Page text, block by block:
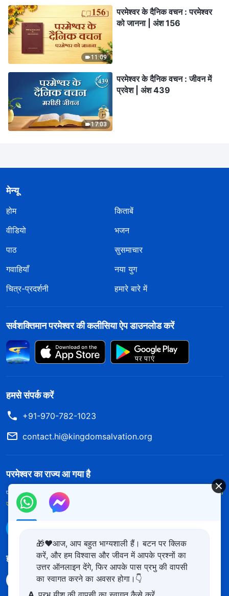
11:09
परमेश्वर के दैनिक वचन : परमेश्वर
को जानना | अंश 156
17:03
परमेश्वर के दैनिक वचन : जीवन में
प्रवेश | अंश 439
मेन्यू
होम
किताबें
वीडियो
भजन
पाठ
सुसमाचार
गवाहियाँ
नया युग
चित्र-प्रदर्शनी
हमारे बारे में
सर्वशक्तिमान परमेश्वर की कलीसिया ऐप डाउनलोड करें
हमसे संपर्क करें
+91-970-782-1023
contact.hi@kingdomsalvation.org
परमेश्वर का राज्य आ गया है
परमेश्वर का राज्य पृथ्वी पर आ गया है! क्या आप इसमें प्रवेश करना चाहते हैं?
और अधिक
जानें
हमारा अनुसरण करें
🎁❤️आज, आप बहुत भाग्यशाली हैं। बटन पर क्लिक
करें, और हम विश्वास और जीवन में आपके प्रश्नों का
उत्तर ऑनलाइन देंगे, फिर आपके पास प्रभु की वापसी
का स्वागत करने का अवसर होगा।👇